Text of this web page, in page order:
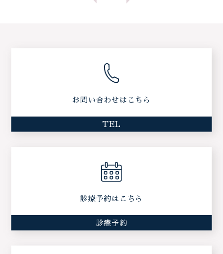
お問い合わせはこちら
TEL
診療予約はこちら
診療予約